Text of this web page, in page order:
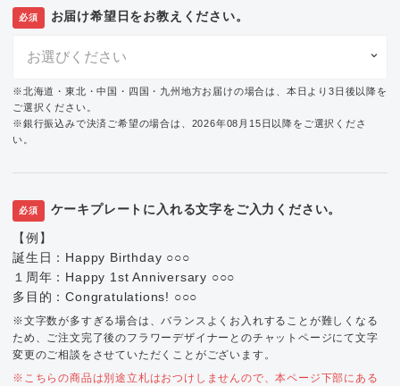
必須 お届け希望日をお教えください。
※北海道・東北・中国・四国・九州地方お届けの場合は、本日より3日後以降を
ご選択ください。
※銀行振込みで決済ご希望の場合は、2026年08月15日以降をご選択くださ
い。
必須
ケーキプレートに入れる文字をご入力ください。
【例】
誕生日：Happy Birthday ○○○
１周年：Happy 1st Anniversary ○○○
多目的：Congratulations! ○○○
※文字数が多すぎる場合は、バランスよくお入れすることが難しくなる
ため、ご注文完了後のフラワーデザイナーとのチャットページにて文字
変更のご相談をさせていただくことがございます。
※こちらの商品は別途立札はおつけしませんので、本ページ下部にある